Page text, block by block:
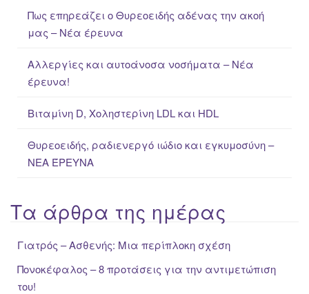
Πως επηρεάζει ο Θυρεοειδής αδένας την ακοή
μας – Νέα έρευνα
Αλλεργίες και αυτοάνοσα νοσήματα – Νέα
έρευνα!
Βιταμίνη D, Χοληστερίνη LDL και HDL
Θυρεοειδής, ραδιενεργό ιώδιο και εγκυμοσύνη –
ΝΕΑ ΈΡΕΥΝΑ
Τα άρθρα της ημέρας
Γιατρός – Ασθενής: Μια περίπλοκη σχέση
Πονοκέφαλος – 8 προτάσεις για την αντιμετώπιση
του!